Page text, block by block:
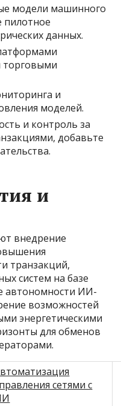
модели машинного
пилотное
данных.
торговыми
и
моделей.
и контроль за
добавьте
и
внедрение
транзакций,
систем на базе
автономности ИИ-
возможностей
энергетическими
для обменов
сетями с